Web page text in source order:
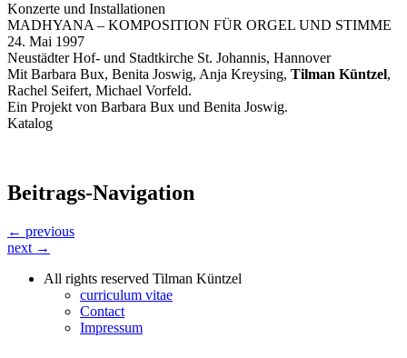
Konzerte und Installationen
MADHYANA – KOMPOSITION FÜR ORGEL UND STIMME
24. Mai 1997
Neustädter Hof- und Stadtkirche St. Johannis, Hannover
Mit Barbara Bux, Benita Joswig, Anja Kreysing, Tilman Küntzel,
Rachel Seifert, Michael Vorfeld.
Ein Projekt von Barbara Bux und Benita Joswig.
Katalog
Beitrags-Navigation
← previous
next →
All rights reserved Tilman Küntzel
curriculum vitae
Contact
Impressum